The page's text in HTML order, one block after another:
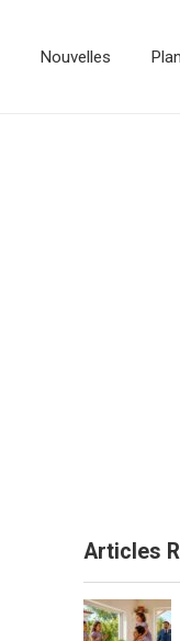
Nouvelles
Articles